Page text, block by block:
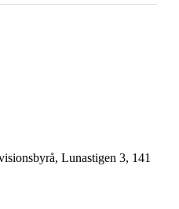
Lunastigen 3, 141